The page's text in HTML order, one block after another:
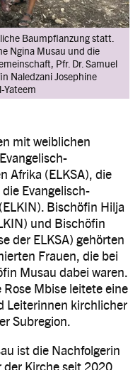
Baumpflanzung statt.
Ngina Musau und die
Pfr. Dr. Samuel
Naledzani Josephine
Yateem
mit weiblichen
Afrika (ELKSA), die
Evangelisch-
Bischöfin Hilja
und Bischöfin
der ELKSA) gehörten
Frauen, die bei
Musau dabei waren.
Rose Mbise leitete eine
Leiterinnen kirchlicher
Subregion.
ist die Nachfolgerin
der Kirche seit 2020